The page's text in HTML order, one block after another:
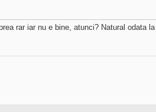
rar iar nu e bine, atunci? Natural odata